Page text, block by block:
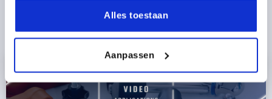
Alles toestaan
Aanpassen